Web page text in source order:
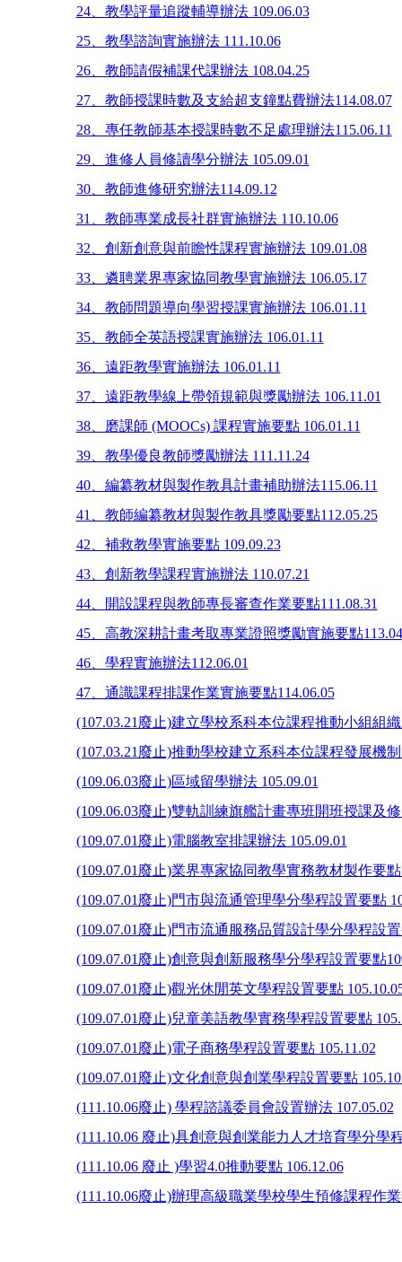
24、教學評量追蹤輔導辦法 109.06.03
25、教學諮詢實施辦法 111.10.06
26、教師請假補課代課辦法 108.04.25
27、教師授課時數及支給超支鐘點費辦法114.08.07
28、專任教師基本授課時數不足處理辦法115.06.11
29、進修人員修讀學分辦法 105.09.01
30、教師進修研究辦法114.09.12
31、教師專業成長社群實施辦法 110.10.06
32、創新創意與前瞻性課程實施辦法 109.01.08
33、遴聘業界專家協同教學實施辦法 106.05.17
34、教師問題導向學習授課實施辦法 106.01.11
35、教師全英語授課實施辦法 106.01.11
36、遠距教學實施辦法 106.01.11
37、遠距教學線上帶領規範與獎勵辦法 106.11.01
38、磨課師 (MOOCs) 課程實施要點 106.01.11
39、教學優良教師獎勵辦法 111.11.24
40、編纂教材與製作教具計畫補助辦法115.06.11
41、教師編纂教材與製作教具獎勵要點112.05.25
42、補救教學實施要點 109.09.23
43、創新教學課程實施辦法 110.07.21
44、開設課程與教師專長審查作業要點111.08.31
45、高教深耕計畫考取專業證照獎勵實施要點
46、學程實施辦法112.06.01
47、通識課程排課作業實施要點114.06.05
(107.03.21廢止)建立學校系科本位課程推動小組組織
(107.03.21廢止)推動學校建立系科本位課程發展機
(109.06.03廢止)區域留學辦法 105.09.01
(109.06.03廢止)雙軌訓練旗艦計畫專班開班授課及
(109.07.01廢止)電腦教室排課辦法 105.09.01
(109.07.01廢止)業界專家協同教學實務教材製作要點
(109.07.01廢止)門市與流通管理學分學程設置要點
(109.07.01廢止)門市流通服務品質設計學分學程設置
(109.07.01廢止)創意與創新服務學分學程設置要點
(109.07.01廢止)觀光休閒英文學程設置要點
(109.07.01廢止)兒童美語教學實務學程設置要點
(109.07.01廢止)電子商務學程設置要點 105.11.02
(109.07.01廢止)文化創意與創業學程設置要點
(111.10.06廢止) 學程諮議委員會設置辦法 107.05.02
(111.10.06 廢止)具創意與創業能力人才培育學分學
(111.10.06 廢止 )學習4.0推動要點 106.12.06
(111.10.06廢止)辦理高級職業學校學生預修課程作業